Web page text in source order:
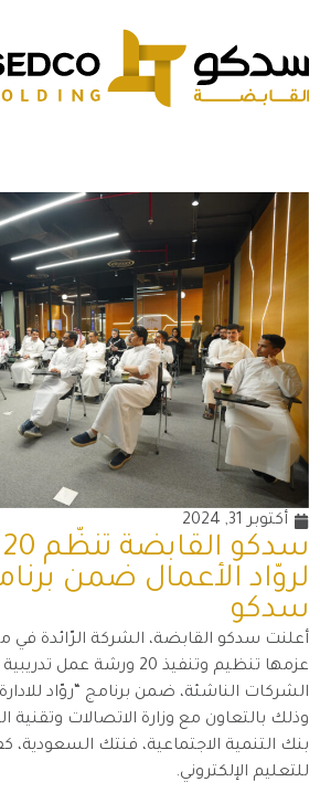
أكتوبر 31, 2024
لروّاد الأعمال ضمن
سدكو
أعلنت سدكو القابضة، الشركة الرّائدة في
عزمها تنظيم وتنفيذ 20 ورشة
وذلك بالتعاون مع وزارة الاتصالات
بنك التنمية الاجتماعية، فنتك السعودية،
للتعليم الإلكتروني.